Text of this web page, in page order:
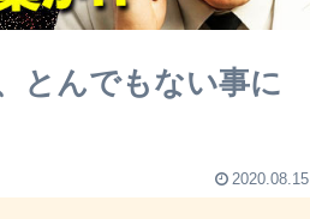
とんでもない事に
2020.08.15